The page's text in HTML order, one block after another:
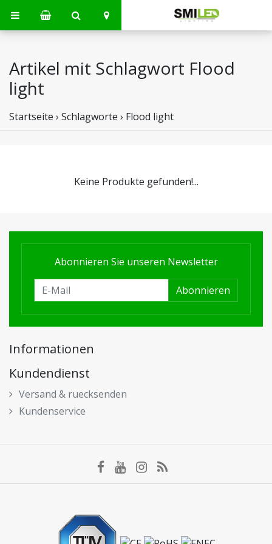
Artikel mit Schlagwort Flood
light
Startseite › Schlagworte › Flood light
Keine Produkte gefunden!...
Abonnieren Sie unseren Newsletter
Abonnieren
Informationen
Kundendienst
Versand & ruecksenden
Kundenservice